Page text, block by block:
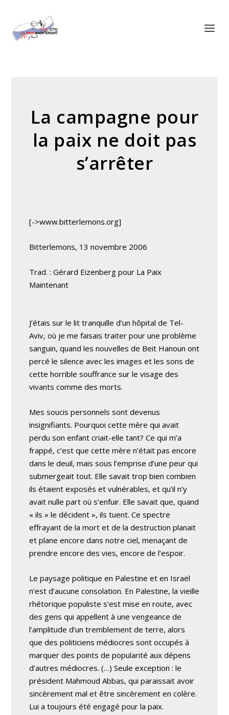
La campagne pour
la paix ne doit pas
s’arrêter
[->www.bitterlemons.org]
Bitterlemons, 13 novembre 2006
Trad. : Gérard Eizenberg pour La Paix
Maintenant
J’étais sur le lit tranquille d’un hôpital de Tel-
Aviv, où je me faisais traiter pour une problème
sanguin, quand les nouvelles de Beit Hanoun ont
percé le silence avec les images et les sons de
cette horrible souffrance sur le visage des
vivants comme des morts.
Mes soucis personnels sont devenus
insignifiants. Pourquoi cette mère qui avait
perdu son enfant criait-elle tant? Ce qui m’a
frappé, c’est que cette mère n’était pas encore
dans le deuil, mais sous l’emprise d’une peur qui
submergeait tout. Elle savait trop bien combien
ils étaient exposés et vulnérables, et qu’il n’y
avait nulle part où s’enfuir. Elle savait que, quand
« ils » le décident », ils tuent. Ce spectre
effrayant de la mort et de la destruction planait
et plane encore dans notre ciel, menaçant de
prendre encore des vies, encore de l’espoir.
Le paysage politique en Palestine et en Israël
n’est d’aucune consolation. En Palestine, la vieille
rhétorique populiste s’est mise en route, avec
des gens qui appellent à une vengeance de
l’amplitude d’un tremblement de terre, alors
que des politiciens médiocres sont occupés à
marquer des points de popularité aux dépens
d’autres médiocres. (…) Seule exception : le
président Mahmoud Abbas, qui paraissait avoir
sincèrement mal et être sincèrement en colère.
Lui a toujours été engagé pour la paix.